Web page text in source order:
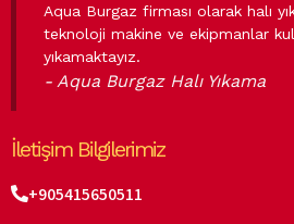
Aqua Burgaz firması olarak halı
teknoloji makine ve ekipmanlar
yıkamaktayız.
- Aqua Burgaz Halı Yıkama
İletişim Bilgilerimiz
+905415650511